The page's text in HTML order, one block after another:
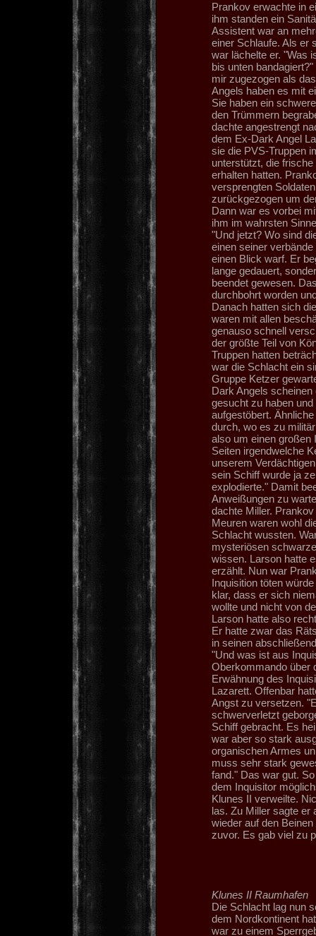
Prankov erwachte in
ihm standen ein
Assistent war an
einer Schlaufe. Als er
war lächelte er. "Was
bis unten
mir zugezogen als
Angels haben es mit
Sie haben ein
den Trümmern
dachte angestrengt
dem Ex-Dark Angel
sie die PVS-Truppen
unterstützt, die
erhalten hatten.
versprengten
zurückgezogen um
Dann war es vorbei
ihm im wahrsten
"Und jetzt? Wo sind
einen seiner
einen Blick warf. Er
lange gedauert,
beendet gewesen.
durchbohrt worden
Danach hatten sich
waren mit allen
genauso schnell
der größte Teil von
Truppen hatten
war die Schlacht ein
Gruppe Ketzer
Dark Angels scheinen
gesucht zu haben
aufgestöbert.
durch, wo es zu
also um einen großen
Seiten irgendwelche
unserem
sein Schiff wurde ja
explodierte." Damit
Anweißungen zu
dachte Miller.
Meuren waren wohl
Schlacht wussten.
mysteriösen
wissen. Larson hatte
erzählt. Nun war
Inquisition töten
klar, dass er sich
wollte und nicht von
Larson hatte also
Er hatte zwar das
in seinen
"Und was ist aus
Oberkommando über
Erwähnung des
Lazarett. Offenbar
Angst zu versetzen.
schwerverletzt
Schiff gebracht. Es
war aber so stark
organischen Armes
muss sehr stark
fand." Das war gut.
dem Inquisitor
Klunes II verweilte.
las. Zu Miller sagte er
wieder auf den
zuvor. Es gab viel zu
Klunes II Raumhafen
Die Schlacht lag nun
dem Nordkontinent
war zu einem